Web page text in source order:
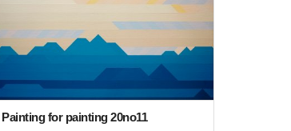
Painting for painting 20no11